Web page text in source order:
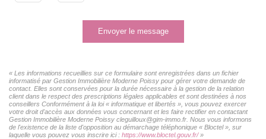
Envoyer le message
« Les informations recueillies sur ce formulaire sont enregistrées dans un fichier
informatisé par Gestion Immobilière Moderne Poissy pour gérer votre demande de
contact. Elles sont conservées pour la durée nécessaire à la gestion de la relation
client dans le respect des prescriptions légales applicables et sont destinées à nos
conseillers Conformément à la loi « informatique et libertés », vous pouvez exercer
votre droit d'accès aux données vous concernant et les faire rectifier en contactant
Gestion Immobilière Moderne Poissy cleguilloux@gim-immo.fr. Nous vous informons
de l'existence de la liste d'opposition au démarchage téléphonique « Bloctel », sur
laquelle vous pouvez vous inscrire ici : https://www.bloctel.gouv.fr/»